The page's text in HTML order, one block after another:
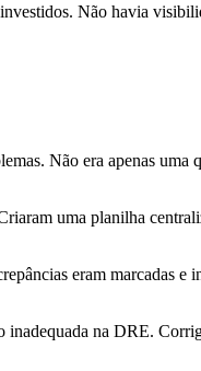
Não havia
Não era apenas uma
uma planilha
eram marcadas e
inadequada na DRE.